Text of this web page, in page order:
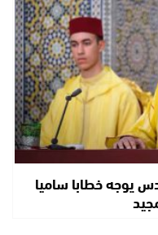
يوجه خطابا ساميا